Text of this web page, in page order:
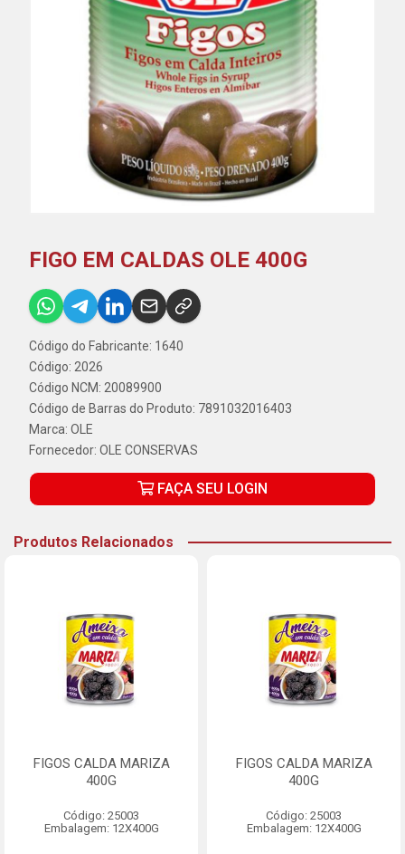
FIGO EM CALDAS OLE 400G
Código do Fabricante: 1640
Código: 2026
Código NCM: 20089900
Código de Barras do Produto: 7891032016403
Marca: OLE
Fornecedor: OLE CONSERVAS
FAÇA SEU LOGIN
Produtos Relacionados
FIGOS CALDA MARIZA
400G
Código: 25003
Embalagem: 12X400G
FIGOS CALDA MARIZA
400G
Código: 25003
Embalagem: 12X400G